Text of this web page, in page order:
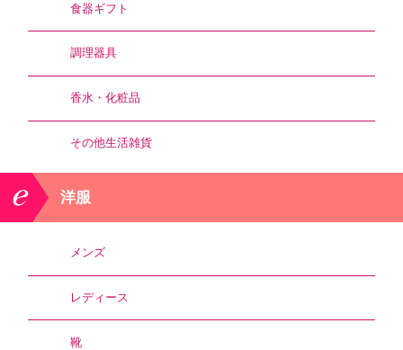
食器ギフト
調理器具
香水・化粧品
その他生活雑貨
洋服
メンズ
レディース
靴